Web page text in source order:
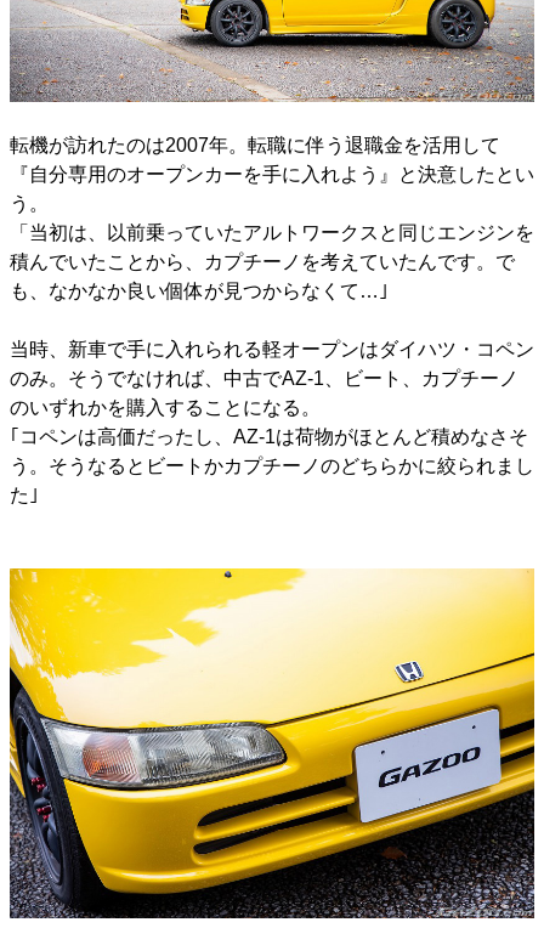
転機が訪れたのは2007年。転職に伴う退職金を活用して
『自分専用のオープンカーを手に入れよう』と決意したとい
う。
「当初は、以前乗っていたアルトワークスと同じエンジンを
積んでいたことから、カプチーノを考えていたんです。で
も、なかなか良い個体が見つからなくて…｣
当時、新車で手に入れられる軽オープンはダイハツ・コペン
のみ。そうでなければ、中古でAZ-1、ビート、カプチーノ
のいずれかを購入することになる。
｢コペンは高価だったし、AZ-1は荷物がほとんど積めなさそ
う。そうなるとビートかカプチーノのどちらかに絞られまし
た｣